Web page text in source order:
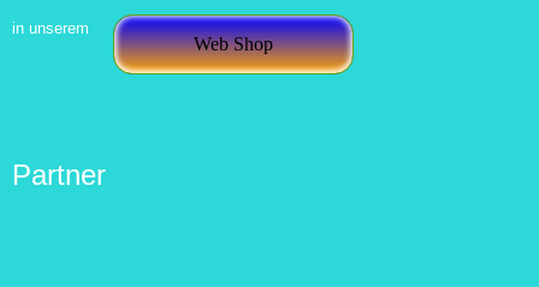
in unserem
Web Shop
Partner